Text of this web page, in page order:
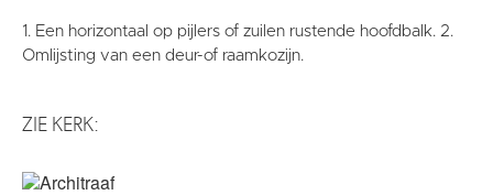
1. Een horizontaal op pijlers of zuilen rustende hoofdbalk. 2.
Omlijsting van een deur-of raamkozijn.
ZIE KERK: